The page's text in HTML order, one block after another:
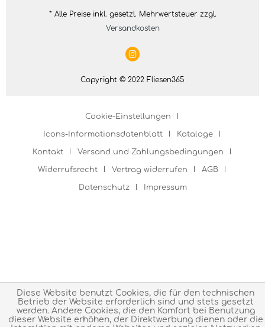
* Alle Preise inkl. gesetzl. Mehrwertsteuer zzgl.
Versandkosten
Copyright © 2022 Fliesen365
Cookie-Einstellungen
Icons-Informationsdatenblatt Kataloge
Kontakt Versand und Zahlungsbedingungen
Widerrufsrecht Vertrag widerrufen AGB
Datenschutz Impressum
Diese Website benutzt Cookies, die für den technischen
Betrieb der Website erforderlich sind und stets gesetzt
werden. Andere Cookies, die den Komfort bei Benutzung
dieser Website erhöhen, der Direktwerbung dienen oder die